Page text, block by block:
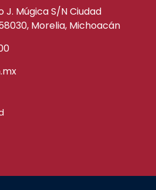
J. Múgica S/N Ciudad
Morelia, Michoacán